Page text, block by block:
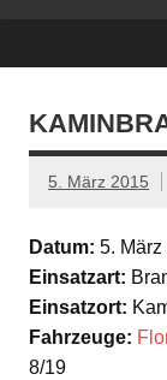
5. März 2015
Datum: 5.
Einsatzart:
Einsatzort:
Fahrzeuge:
8/19